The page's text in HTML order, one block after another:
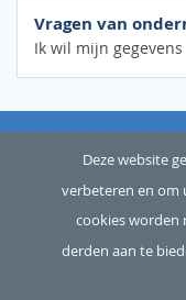
Vragen van
Ik wil mijn
Copyright © 2026
OVER ONS
Deze website
verbeteren en om
cookies worden
derden aan te